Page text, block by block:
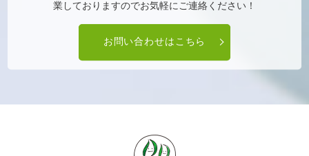
業しておりますのでお気軽にご連絡ください！
お問い合わせはこちら